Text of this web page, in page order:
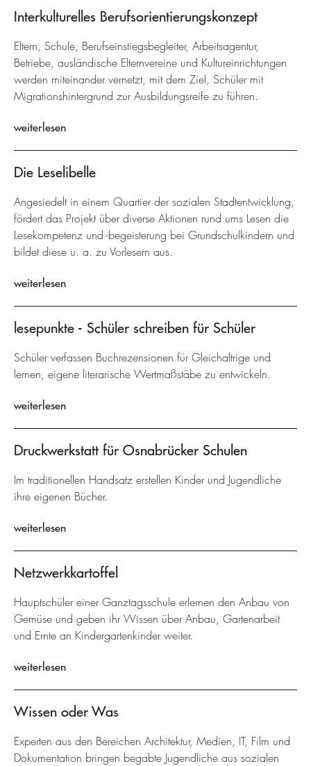
Interkulturelles Berufsorientierungskonzept
Eltern, Schule, Berufseinstiegsbegleiter, Arbeitsagentur,
Betriebe, ausländische Elternvereine und Kultureinrichtungen
werden miteinander vernetzt, mit dem Ziel, Schüler mit
Migrationshintergrund zur Ausbildungsreife zu führen.
weiterlesen
Die Leselibelle
Angesiedelt in einem Quartier der sozialen Stadtentwicklung,
fördert das Projekt über diverse Aktionen rund ums Lesen die
Lesekompetenz und -begeisterung bei Grundschulkindern und
bildet diese u. a. zu Vorlesern aus.
weiterlesen
lesepunkte - Schüler schreiben für Schüler
Schüler verfassen Buchrezensionen für Gleichaltrige und
lernen, eigene literarische Wertmaßstäbe zu entwickeln.
weiterlesen
Druckwerkstatt für Osnabrücker Schulen
Im traditionellen Handsatz erstellen Kinder und Jugendliche
ihre eigenen Bücher.
weiterlesen
Netzwerkkartoffel
Hauptschüler einer Ganztagsschule erlernen den Anbau von
Gemüse und geben ihr Wissen über Anbau, Gartenarbeit
und Ernte an Kindergartenkinder weiter.
weiterlesen
Wissen oder Was
Experten aus den Bereichen Architektur, Medien, IT, Film und
Dokumentation bringen begabte Jugendliche aus sozialen